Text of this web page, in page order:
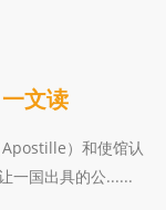
文读
）和使馆认
一国出具的公......